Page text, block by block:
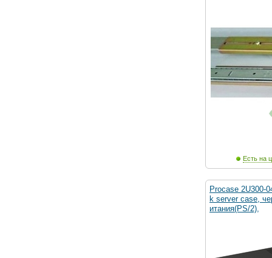
Есть на
Procase 2U300-
k server case,
итания(PS/2),